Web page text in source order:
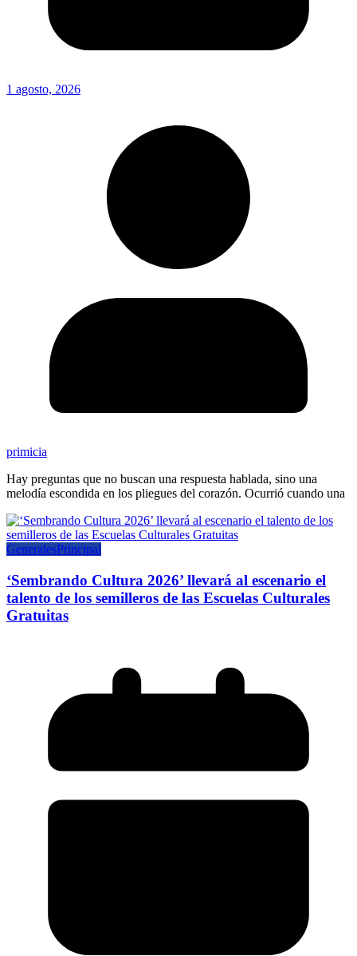
1 agosto, 2026
primicia
Hay preguntas que no buscan una respuesta hablada, sino una
melodía escondida en los pliegues del corazón. Ocurrió cuando una
GeneralesPrincipal
‘Sembrando Cultura 2026’ llevará al escenario el
talento de los semilleros de las Escuelas Culturales
Gratuitas